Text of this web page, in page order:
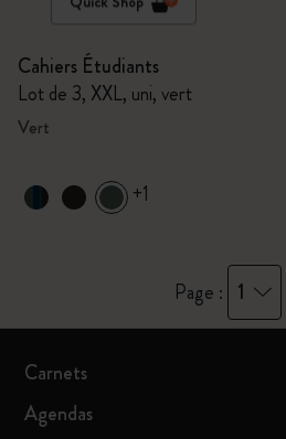
Cahiers Étudiants
Lot de 3, XXL, uni, vert
Vert
+1
Page : 1
Carnets
Agendas